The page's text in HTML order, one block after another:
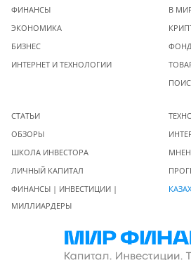
ФИНАНСЫ
ЭКОНОМИКА
БИЗНЕС
ИНТЕРНЕТ И ТЕХНОЛОГИИ
В
СТАТЬИ
ОБЗОРЫ
ШКОЛА ИНВЕСТОРА
ЛИЧНЫЙ КАПИТАЛ
ФИНАНСЫ | ИНВЕСТИЦИИ |
МИЛЛИАРДЕРЫ